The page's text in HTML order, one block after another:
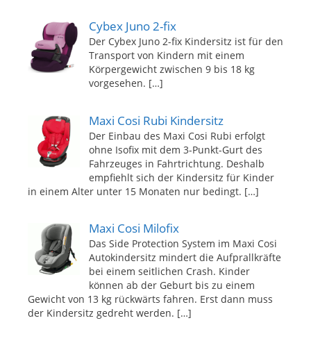
Cybex Juno 2-fix
Der Cybex Juno 2-fix Kindersitz ist für den
Transport von Kindern mit einem
Körpergewicht zwischen 9 bis 18 kg
vorgesehen. […]
Maxi Cosi Rubi Kindersitz
Der Einbau des Maxi Cosi Rubi erfolgt
ohne Isofix mit dem 3-Punkt-Gurt des
Fahrzeuges in Fahrtrichtung. Deshalb
empfiehlt sich der Kindersitz für Kinder
in einem Alter unter 15 Monaten nur bedingt. […]
Maxi Cosi Milofix
Das Side Protection System im Maxi Cosi
Autokindersitz mindert die Aufprallkräfte
bei einem seitlichen Crash. Kinder
können ab der Geburt bis zu einem
Gewicht von 13 kg rückwärts fahren. Erst dann muss
der Kindersitz gedreht werden. […]